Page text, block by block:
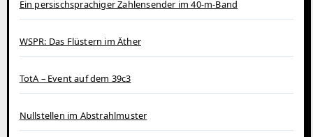
Ein persischsprachiger Zahlensender im 40‑m‑Band
WSPR: Das Flüstern im Äther
TotA – Event auf dem 39c3
Nullstellen im Abstrahlmuster